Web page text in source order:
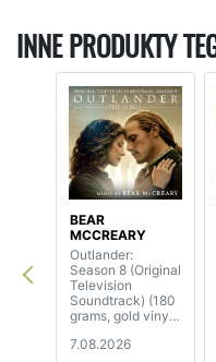
INNE PRODUKTY
BEAR
MCCREARY
Outlander:
Season 8 (Original
Television
Soundtrack) (180
grams, gold vinyl)
7.08.2026